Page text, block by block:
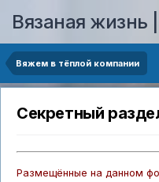
Вязаная жизнь
Вяжем в тёплой компании
Секретный
Размещённые на данном